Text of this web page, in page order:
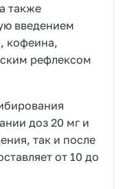
также
введением
кофеина,
рефлексом
доз 20 мг и
так и после
от 10 до